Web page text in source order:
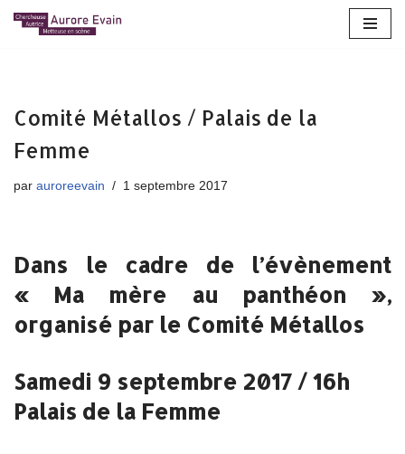
Comité Métallos / Palais de la
Femme
par auroreevain 1 septembre 2017
Dans le cadre de l’évènement
« Ma mère au panthéon »,
organisé par le Comité Métallos
Samedi 9 septembre 2017 / 16h
Palais de la Femme